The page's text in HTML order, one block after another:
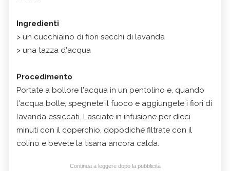
Ingredienti
> un cucchiaino di fiori secchi di lavanda
> una tazza d'acqua
Procedimento
Portate a bollore l'acqua in un pentolino e, quando
l'acqua bolle, spegnete il fuoco e aggiungete i fiori di
lavanda essiccati. Lasciate in infusione per dieci
minuti con il coperchio, dopodiché filtrate con il
colino e bevete la tisana ancora calda.
Continua a leggere dopo la pubblicità